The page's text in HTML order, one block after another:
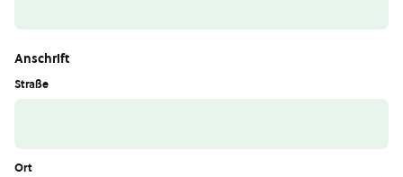
Anschrift
Straße
Ort